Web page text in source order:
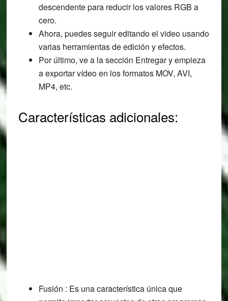
descendente para reducir los valores RGB a
cero.
Ahora, puedes seguir editando el video usando
varias herramientas de edición y efectos.
Por último, ve a la sección Entregar y empieza
a exportar vídeo en los formatos MOV, AVI,
MP4, etc.
Características adicionales:
Fusión : Es una característica única que